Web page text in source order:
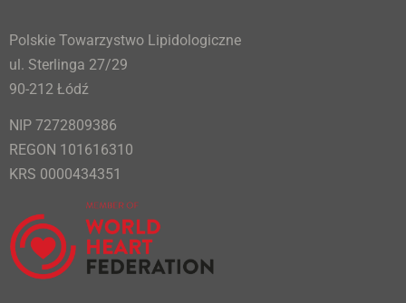
Polskie Towarzystwo Lipidologiczne
ul. Sterlinga 27/29
90-212 Łódź
NIP 7272809386
REGON 101616310
KRS 0000434351